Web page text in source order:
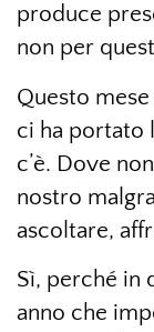
produce
non per
Questo
ci ha portato
c’è. Dove
nostro
ascoltare,
Sì, perché in
anno che